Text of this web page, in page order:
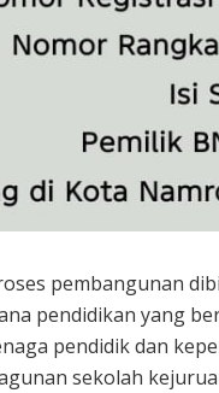
pembangunan
pendidikan yang
pendidik dan
sekolah